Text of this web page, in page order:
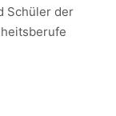
Schüler der